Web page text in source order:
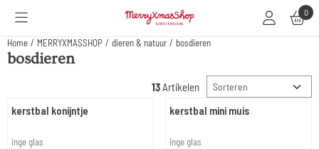
Cookievoorkeuren zijn beschikbaar. Kies instellingen of sta alle cookies toe.0
Home / MERRYXMASSHOP / dieren & natuur / bosdieren
bosdieren
13 Artikelen Sorteermethode
kerstbal konijntje
Merk:
inge glas
kerstbal mini muis
Merk:
inge glas